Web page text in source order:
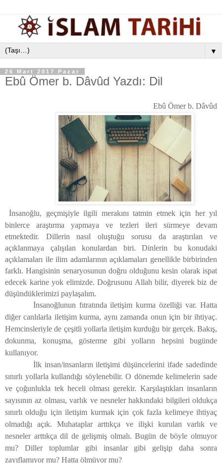
▼
26 Mart 2017 Pazar
Ebû Ömer b. Dâvûd Yazdı: Dil
Ebû Ömer b. Dâvûd
İnsanoğlu, geçmişiyle ilgili merakını tatmin etmek için her yıl
binlerce araştırma yapmaya ve tezleri ileri sürmeye devam
etmektedir. Dillerin nasıl oluştuğu sorusu da araştırılan ve
açıklanmaya çalışılan konulardan biri. Dinlerin bu konudaki
açıklamaları ile ilim adamlarının açıklamaları genellikle birbirinden
farklı. Hangisinin senaryosunun doğru olduğunu kesin olarak ispat
edecek karine yok elimizde. Doğrusunu Allah bilir, diyerek biz de
düşündüklerimizi paylaşalım.
İnsanoğlunun fıtratında iletişim kurma özelliği var. Hatta
diğer canlılarla iletişim kurma, aynı zamanda onun için bir ihtiyaç.
Hemcinsleriyle de çeşitli yollarla iletişim kurduğu bir gerçek. Bakış,
dokunma, konuşma, gösterme gibi yolların hepsini bugünde
kullanıyor.
İlk insan/insanların iletişimi düşüncelerini ifade sadedinde
sınırlı yollarla kullandığı söylenebilir. O dönemde kelimelerin sade
ve çoğunlukla tek heceli olması gerekir. Karşılaştıkları insanların
sayısının az olması, varlık ve nesneler hakkındaki bilgileri oldukça
sınırlı olduğu için iletişim kurmak için çok fazla kelimeye ihtiyaç
olmadığı açık. Muhataplar arttıkça ve ilişki kurulan varlık ve
nesneler arttıkça dil de gelişmiş olmalı. Bugün de böyle olmuyor
mu? Diller toplumlar gibi insanlar gibi gelişip daha sonra
zayıflamıyor mu? Hatta ölmüyor mu?